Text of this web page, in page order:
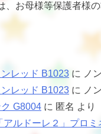
お母様等保護者様の
レッド B1023 に ノ
レッド B1023 に ノ
G8004 に 匿名 より
ルドーレ２」プロミ